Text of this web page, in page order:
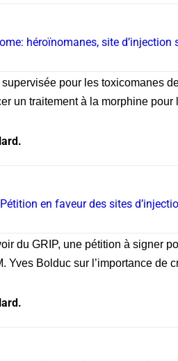
héroïnomanes, site d’injection
supervisée pour les toxicomanes
un traitement à la morphine
Pétition en faveur des sites
du GRIP, une pétition à signer
Yves Bolduc sur l’importance de